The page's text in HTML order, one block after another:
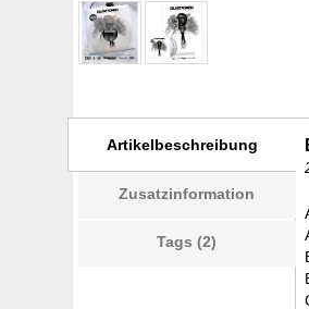
Artikelbeschreibung
Zusatzinformation
Tags (2)